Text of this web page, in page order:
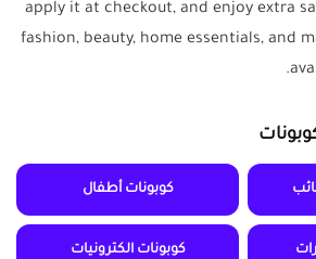
apply it at checkout, and enjoy extra
fashion, beauty, home essentials, and
كوبونات أطفال
كوبونات الكترونيات